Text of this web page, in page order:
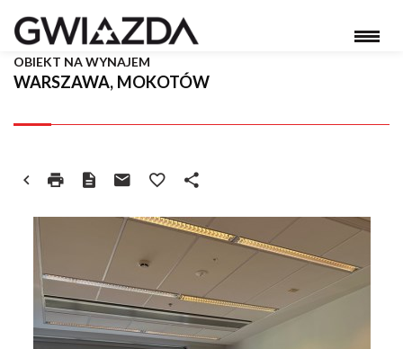
WARSZAWA, MOKOTÓW
OBIEKT NA WYNAJEM